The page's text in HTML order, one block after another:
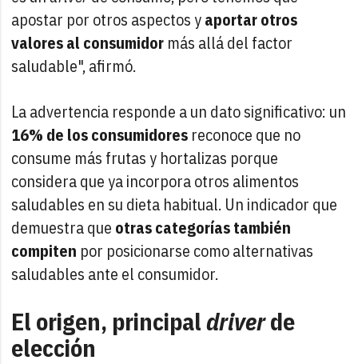
apostar por otros aspectos yaportar otros
valores al consumidor más allá del factor
saludable", afirmó.
La advertencia responde a un dato significativo: un
16% de los consumidores reconoce que no
consume más frutas y hortalizas porque
considera que ya incorpora otros alimentos
saludables en su dieta habitual. Un indicador que
demuestra que otras categorías también
compiten por posicionarse como alternativas
saludables ante el consumidor.
El origen, principaldriverde
elección